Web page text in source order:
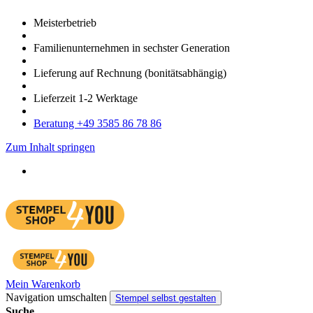
Meister­betrieb
Familien­unter­nehmen in sechster Gene­ration
Lieferung auf Rech­nung (bonitätsabhängig)
Liefer­zeit 1-2 Werk­tage
Bera­tung +49 3585 86 78 86
Zum Inhalt springen
Mein Warenkorb
Navigation umschalten
Stempel selbst gestalten